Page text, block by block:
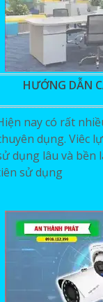
HƯỚNG DẪN
nay có rất
dụng. Viêc
dụng lâu và bền
sử dụng